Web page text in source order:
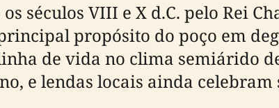
séculos VIII e X d.C. pelo Rei
propósito do poço em
de vida no clima semiárido
e lendas locais ainda